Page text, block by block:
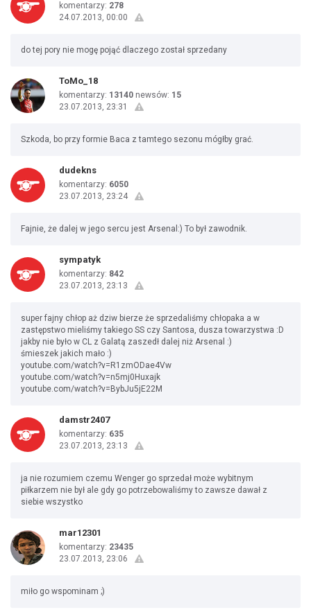
komentarzy: 278
24.07.2013, 00:00
do tej pory nie mogę pojąć dlaczego został sprzedany
ToMo_18
komentarzy: 13140 newsów: 15
23.07.2013, 23:31
Szkoda, bo przy formie Baca z tamtego sezonu mógłby grać.
dudekns
komentarzy: 6050
23.07.2013, 23:24
Fajnie, że dalej w jego sercu jest Arsenal:) To był zawodnik.
sympatyk
komentarzy: 842
23.07.2013, 23:13
super fajny chłop aż dziw bierze że sprzedaliśmy chłopaka a w
zastępstwo mieliśmy takiego SS czy Santosa, dusza towarzystwa :D
jakby nie było w CL z Galatą zaszedł dalej niż Arsenal :)
śmieszek jakich mało :)
youtube.com/watch?v=R1zmODae4Vw
youtube.com/watch?v=n5mj0Huxajk
youtube.com/watch?v=BybJu5jE22M
damstr2407
komentarzy: 635
23.07.2013, 23:13
ja nie rozumiem czemu Wenger go sprzedał może wybitnym
piłkarzem nie był ale gdy go potrzebowaliśmy to zawsze dawał z
siebie wszystko
mar12301
komentarzy: 23435
23.07.2013, 23:06
miło go wspominam ;)